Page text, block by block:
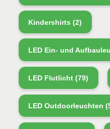
Kindershirts (2)
LED Ein- und
LED Flutlicht (79)
LED Outdoorleuchten